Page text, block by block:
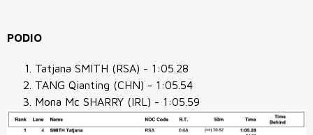
PODIO
Tatjana SMITH (RSA) - 1:05.28
TANG Qianting (CHN) - 1:05.54
Mona Mc SHARRY (IRL) - 1:05.59